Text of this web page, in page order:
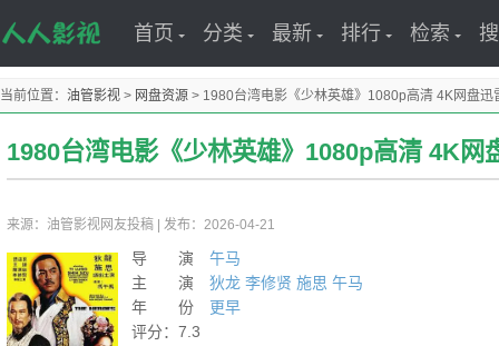
首页 分类 最新 排行 检索
当前位置： 油管影视 > 网盘资源 > 1980台湾电影《少林英雄》1080p高清 4K网盘迅
1980台湾电影《少林英雄》1080p高清 4K网
来源：油管影视网友投稿 发布：2026-04-21
导 演 午马
主 演 狄龙 李修贤 施思 午马
年 份 更早
评分：7.3